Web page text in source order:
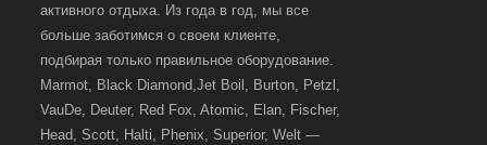
Белье для средний нагрузок или меняющихся
условий - средне-теплое белье из смешанных
Белье для пассивных нагрузок или холодных
температур - теплое белье, сделанное из
натуральных (шерсть) или смешанных матер
активного отдыха. Из года в год, мы все
больше заботимся о своем клиенте,
подбирая только правильное оборудование.
Marmot, Black Diamond,Jet Boil, Burton, Petzl,
VauDe, Deuter, Red Fox, Atomic, Elan, Fischer,
Head, Scott, Halti, Phenix, Superior, Welt —